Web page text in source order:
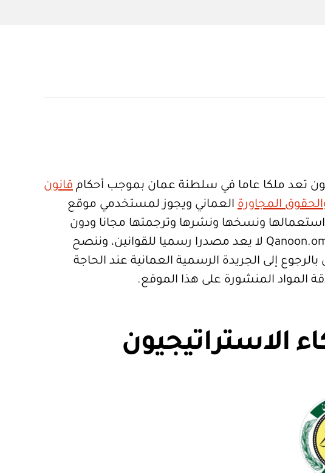
تعد ملكا عاما في سلطنة عمان بموجب أحكام قانون
المجاورة العماني ويجوز لمستخدمي موقع
Qanoon.om استعمالها ونسخها ونشرها وترجمتها مجانا ودون
قيود. موقع Qanoon.om لا يعد مصدرا رسميا للقوانين، وننصح
إلى الجريدة الرسمية العمانية عند الحاجة
المواد المنشورة على هذا الموقع.
الاستراتيجيون